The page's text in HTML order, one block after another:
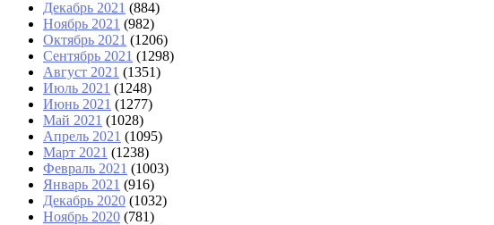
Декабрь 2021 (884)
Ноябрь 2021 (982)
Октябрь 2021 (1206)
Сентябрь 2021 (1298)
Август 2021 (1351)
Июль 2021 (1248)
Июнь 2021 (1277)
Май 2021 (1028)
Апрель 2021 (1095)
Март 2021 (1238)
Февраль 2021 (1003)
Январь 2021 (916)
Декабрь 2020 (1032)
Ноябрь 2020 (781)